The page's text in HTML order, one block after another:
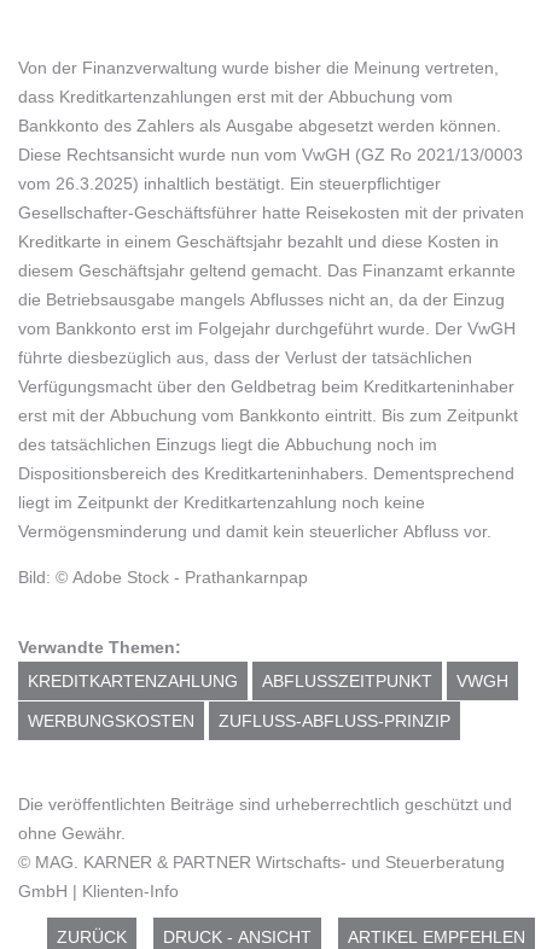
Von der Finanzverwaltung wurde bisher die Meinung vertreten,
dass Kreditkartenzahlungen erst mit der Abbuchung vom
Bankkonto des Zahlers als Ausgabe abgesetzt werden können.
Diese Rechtsansicht wurde nun vom VwGH (GZ Ro 2021/13/0003
vom 26.3.2025) inhaltlich bestätigt. Ein steuerpflichtiger
Gesellschafter-Geschäftsführer hatte Reisekosten mit der privaten
Kreditkarte in einem Geschäftsjahr bezahlt und diese Kosten in
diesem Geschäftsjahr geltend gemacht. Das Finanzamt erkannte
die Betriebsausgabe mangels Abflusses nicht an, da der Einzug
vom Bankkonto erst im Folgejahr durchgeführt wurde. Der VwGH
führte diesbezüglich aus, dass der Verlust der tatsächlichen
Verfügungsmacht über den Geldbetrag beim Kreditkarteninhaber
erst mit der Abbuchung vom Bankkonto eintritt. Bis zum Zeitpunkt
des tatsächlichen Einzugs liegt die Abbuchung noch im
Dispositionsbereich des Kreditkarteninhabers. Dementsprechend
liegt im Zeitpunkt der Kreditkartenzahlung noch keine
Vermögensminderung und damit kein steuerlicher Abfluss vor.
Bild: © Adobe Stock - Prathankarnpap
Verwandte Themen:
KREDITKARTENZAHLUNG
ABFLUSSZEITPUNKT VWGH
WERBUNGSKOSTEN ZUFLUSS-ABFLUSS-PRINZIP
Die veröffentlichten Beiträge sind urheberrechtlich geschützt und
ohne Gewähr.
© MAG. KARNER & PARTNER Wirtschafts- und Steuerberatung
GmbH | Klienten-Info
ZURÜCK DRUCK - ANSICHT ARTIKEL EMPFEHLEN